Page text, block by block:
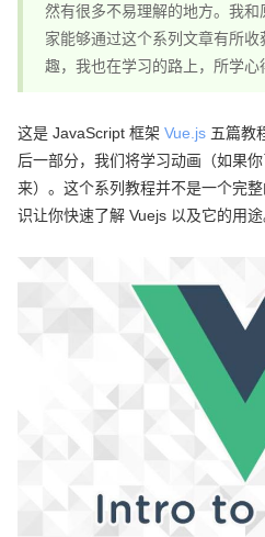
然有很多不易理解的地方。我
家能够通过这个系列文章有所
趣，我也在学习的路上，所学心
这是 JavaScript 框架 Vue.js 五篇教
后一部分，我们将学习动画（如果
来）。 这个系列教程并不是一个完
识让你快速了解 Vuejs 以及它的用途